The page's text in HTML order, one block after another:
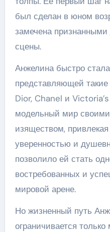
был сделан в юном
замечена
сцены.
Анжелина быстро
представляющей
Dior, Chanel и
модельный мир
изяществом,
уверенностью и
позволило ей стать
востребованных и
мировой арене.
Но жизненный путь
ограничивается